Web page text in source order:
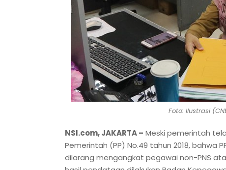
Foto: Ilustrasi
NSI.com, JAKARTA – Meski pemerintah
Pemerintah (PP) No.49 tahun 2018, bahwa
dilarang mengangkat pegawai non-PNS